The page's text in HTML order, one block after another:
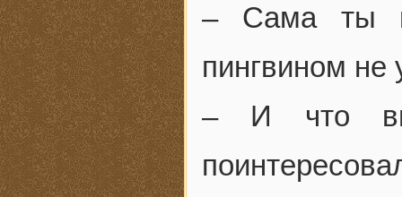
– Сама ты
пингвином не
– И что вы